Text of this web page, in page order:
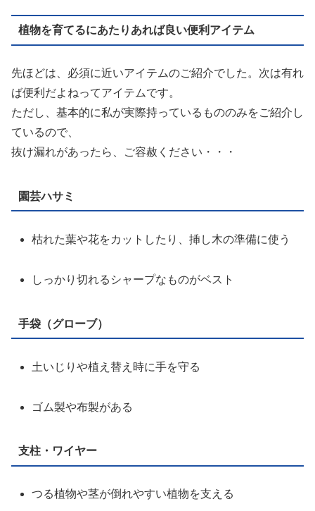
植物を育てるにあたりあれば良い便利アイテム
先ほどは、必須に近いアイテムのご紹介でした。次は有れ
ば便利だよねってアイテムです。
ただし、基本的に私が実際持っているもののみをご紹介し
ているので、
抜け漏れがあったら、ご容赦ください・・・
園芸ハサミ
枯れた葉や花をカットしたり、挿し木の準備に使う
しっかり切れるシャープなものがベスト
手袋（グローブ）
土いじりや植え替え時に手を守る
ゴム製や布製がある
支柱・ワイヤー
つる植物や茎が倒れやすい植物を支える